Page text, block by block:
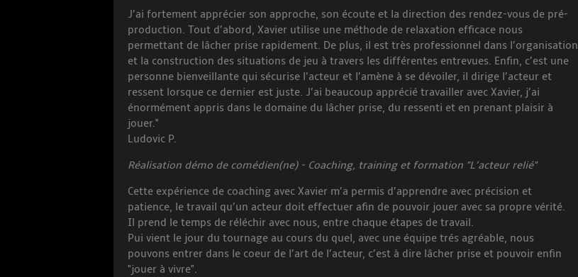
J’ai fortement apprécier son approche, son écoute et la direction des rendez-vous de pré-
production. Tout d’abord, Xavier utilise une méthode de relaxation efficace nous
permettant de lâcher prise rapidement. De plus, il est très professionnel dans l’organisation
et la construction des situations de jeu à travers les différentes entrevues. Enfin, c’est une
personne bienveillante qui sécurise l’acteur et l’amène à se dévoiler, il dirige l’acteur et
ressent lorsque ce dernier est juste. J’ai beaucoup apprécié travailler avec Xavier, j’ai
énormément appris dans le domaine du lâcher prise, du ressenti et en prenant plaisir à
jouer."
Ludovic P.
Réalisation démo de comédien(ne) - Coaching, training et formation "L’acteur relié"
Cette expérience de coaching avec Xavier m’a permis d’apprendre avec précision et
patience, le travail qu’un acteur doit effectuer afin de pouvoir jouer avec sa propre vérité.
Il prend le temps de réléchir avec nous, entre chaque étapes de travail.
Pui vient le jour du tournage au cours du quel, avec une équipe trés agréable, nous
pouvons entrer dans le coeur de l’art de l’acteur, c’est à dire lâcher prise et pouvoir enfin
"jouer à vivre".